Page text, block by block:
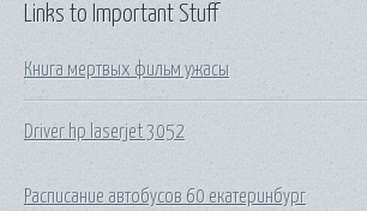
Links to Important Stuff
Книга мертвых фильм ужасы
Driver hp laserjet 3052
Расписание автобусов 60 екатеринбург